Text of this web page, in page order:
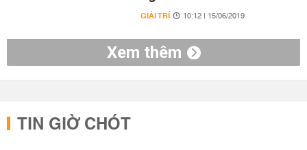
GIẢI TRÍ 10:12 | 15/06/2019
Xem thêm
TIN GIỜ CHÓT